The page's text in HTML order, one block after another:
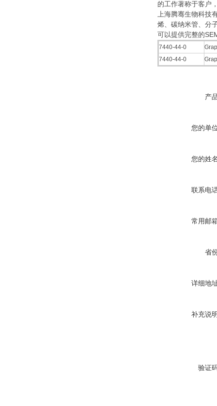
的工作著称于客户
上海腾骞生物科
烯、碳纳米管、分
可以提供完整的
7440-44-0
7440-44-0
产
您的单
您的姓
联系电
常用邮
省
详细地
补充说
验证